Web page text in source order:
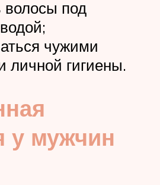
под
чужими
личной гигиены.
у мужчин